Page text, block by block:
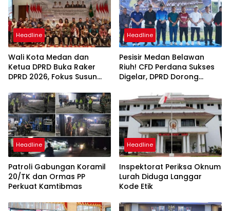
Headline
Wali Kota Medan dan
Ketua DPRD Buka Raker
DPRD 2026, Fokus Susun
Berbasis Digitalisasi dan
Inovasi
Headline
Pesisir Medan Belawan
Riuh! CFD Perdana Sukses
Digelar, DPRD Dorong
Warga
Headline
Patroli Gabungan Koramil
20/TK dan Ormas PP
Perkuat Kamtibmas
Headline
Inspektorat Periksa Oknum
Lurah Diduga Langgar
Kode Etik